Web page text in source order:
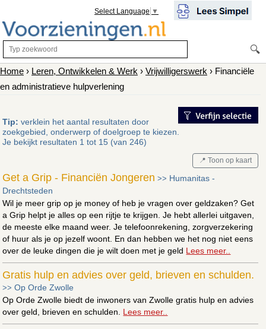
Select Language ▼
🔍
Home › Leren, Ontwikkelen & Werk › Vrijwilligerswerk › Financiële
en administratieve hulpverlening
Tip: verklein het aantal resultaten door
zoekgebied, onderwerp of doelgroep te kiezen.
Je bekijkt resultaten 1 tot 15 (van 246)
📍 Toon op kaart
Get a Grip - Financiën Jongeren >> Humanitas -
Drechtsteden
Wil je meer grip op je money of heb je vragen over geldzaken? Get
a Grip helpt je alles op een rijtje te krijgen. Je hebt allerlei uitgaven,
de meeste elke maand weer. Je telefoonrekening, zorgverzekering
of huur als je op jezelf woont. En dan hebben we het nog niet eens
over de leuke dingen die je wilt doen met je geld Lees meer..
Gratis hulp en advies over geld, brieven en schulden.
>>Op Orde Zwolle
Op Orde Zwolle biedt de inwoners van Zwolle gratis hulp en advies
over geld, brieven en schulden. Lees meer..